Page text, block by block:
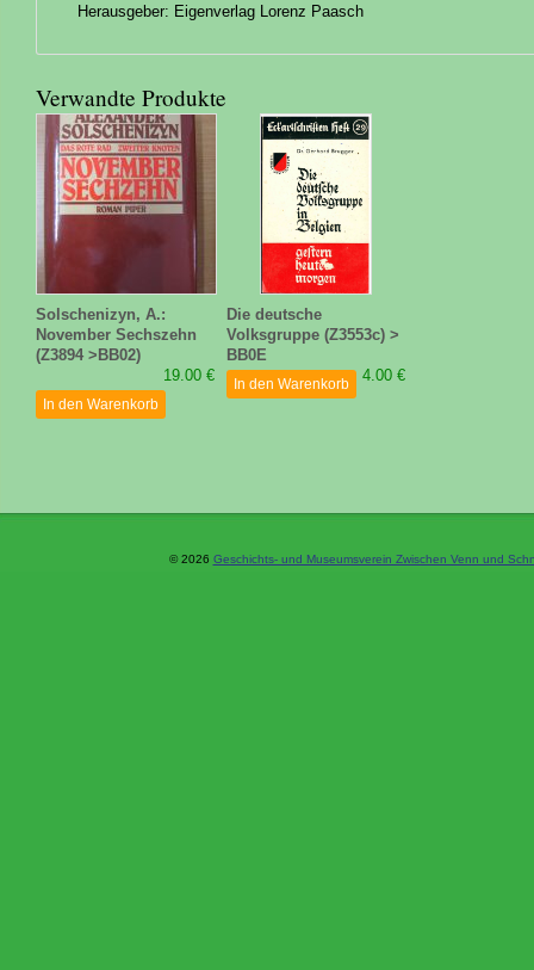
Herausgeber: Eigenverlag Lorenz Paasch
Verwandte Produkte
Solschenizyn, A.:
November Sechszehn
(Z3894 >BB02)
19.00 €
In den Warenkorb
Die deutsche
Volksgruppe (Z3553c) >
BB0E
4.00 €
In den Warenkorb
© 2026 Geschichts- und Museumsverein Zwischen Venn und